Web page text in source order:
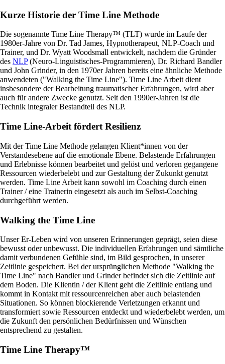
Kurze Historie der Time Line Methode
Die sogenannte Time Line Therapy™ (TLT) wurde im Laufe der
1980er-Jahre von Dr. Tad James, Hypnotherapeut, NLP-Coach und
Trainer, und Dr. Wyatt Woodsmall entwickelt, nachdem die Gründer
des NLP(Neuro-Linguistisches-Programmieren), Dr. Richard Bandler
und John Grinder, in den 1970er Jahren bereits eine ähnliche Methode
anwendeten ("Walking the Time Line"). Time Line Arbeit dient
insbesondere der Bearbeitung traumatischer Erfahrungen, wird aber
auch für andere Zwecke genutzt. Seit den 1990er-Jahren ist die
Technik integraler Bestandteil des NLP.
Time Line-Arbeit fördert Resilienz
Mit der Time Line Methode gelangen Klient*innen von der
Verstandesebene auf die emotionale Ebene. Belastende Erfahrungen
und Erlebnisse können bearbeitet und gelöst und verloren gegangene
Ressourcen wiederbelebt und zur Gestaltung der Zukunkt genutzt
werden. Time Line Arbeit kann sowohl im Coaching durch einen
Trainer / eine Trainerin eingesetzt als auch im Selbst-Coaching
durchgeführt werden.
Walking the Time Line
Unser Er-Leben wird von unseren Erinnerungen geprägt, seien diese
bewusst oder unbewusst. Die individuellen Erfahrungen und sämtliche
damit verbundenen Gefühle sind, im Bild gesprochen, in unserer
Zeitlinie gespeichert. Bei der ursprünglichen Methode "Walking the
Time Line" nach Bandler und Grinder befindet sich die Zeitlinie auf
dem Boden. Die Klientin / der Klient geht die Zeitlinie entlang und
kommt in Kontakt mit ressourcenreichen aber auch belastenden
Situationen. So können blockierende Verletzungen erkannt und
transformiert sowie Ressourcen entdeckt und wiederbelebt werden, um
die Zukunft den persönlichen Bedürfnissen und Wünschen
entsprechend zu gestalten.
Time Line Therapy™